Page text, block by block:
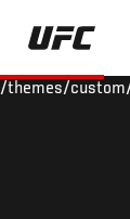
Skip
main
/themes/